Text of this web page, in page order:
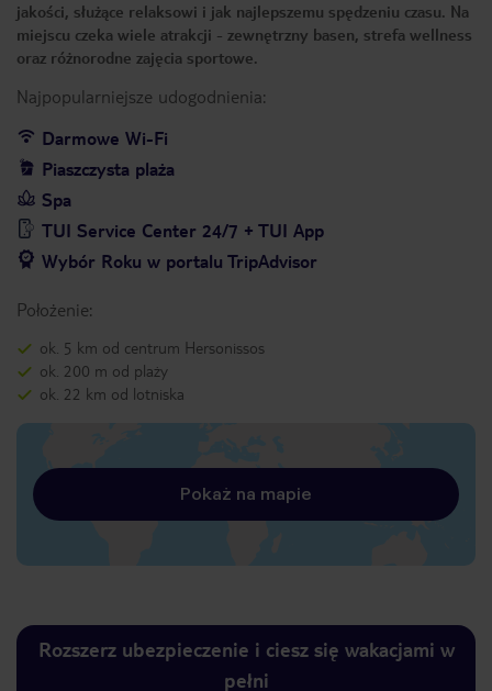
jakości, służące relaksowi i jak najlepszemu spędzeniu czasu. Na
miejscu czeka wiele atrakcji - zewnętrzny basen, strefa wellness
oraz różnorodne zajęcia sportowe.
Najpopularniejsze udogodnienia:
Darmowe Wi-Fi
Piaszczysta plaża
Spa
TUI Service Center 24/7 + TUI App
Wybór Roku w portalu TripAdvisor
Położenie:
ok. 5 km od centrum Hersonissos
ok. 200 m od plaży
ok. 22 km od lotniska
Pokaż na mapie
Rozszerz ubezpieczenie i ciesz się wakacjami w
pełni